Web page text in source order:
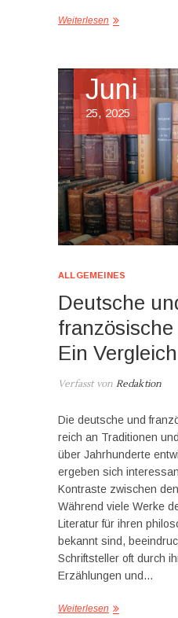
Weiterlesen
Juni
25, 2025
ALLGEMEINES
Deutsche
Ein Vergleich
Verfasst von Redaktion
Die deutsche und
reich an Traditionen
über Jahrhunderte
ergeben sich
Kontraste zwischen
Während viele Werke
Literatur für ihren
bekannt sind,
Schriftsteller oft durch
Erzählungen und…
Weiterlesen